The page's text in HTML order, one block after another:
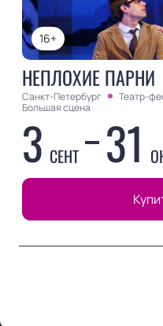
16+
НЕПЛОХИЕ ПАРНИ
Санкт-Петербург
Театр-
Большая сцена
3 СЕНТ 31